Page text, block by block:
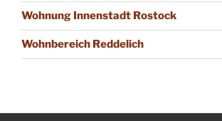
Wohnung Innenstadt Rostock
Wohnbereich Reddelich